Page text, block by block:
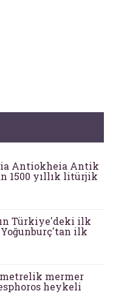
Antiokheia Antik
1500 yıllık litürjik
Türkiye'deki ilk
ilk
metrelik mermer
heykeli